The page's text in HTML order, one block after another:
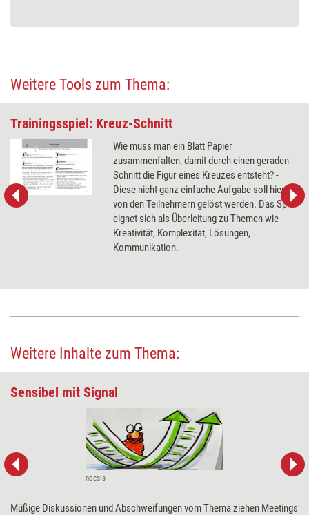
Weitere Tools zum Thema:
Trainingsspiel: Kreuz-Schnitt
Wie muss man ein Blatt Papier
zusammenfalten, damit durch einen geraden
Schnitt die Figur eines Kreuzes entsteht? -
Diese nicht ganz einfache Aufgabe soll hier
von den Teilnehmern gelöst werden. Das Spiel
eignet sich als Überleitung zu Themen wie
Kreativität, Komplexität, Lösungen,
Kommunikation.
Weitere Inhalte zum Thema:
Sensibel mit Signal
noesis
Müßige Diskussionen und Abschweifungen vom Thema ziehen Meetings